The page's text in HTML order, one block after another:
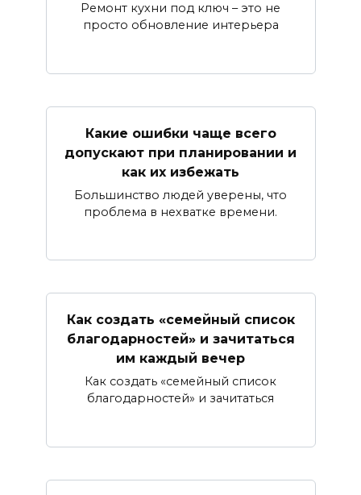
Ремонт кухни под ключ – это не
просто обновление интерьера
Какие ошибки чаще всего
допускают при планировании и
как их избежать
Большинство людей уверены, что
проблема в нехватке времени.
Как создать «семейный список
благодарностей» и зачитаться
им каждый вечер
Как создать «семейный список
благодарностей» и зачитаться